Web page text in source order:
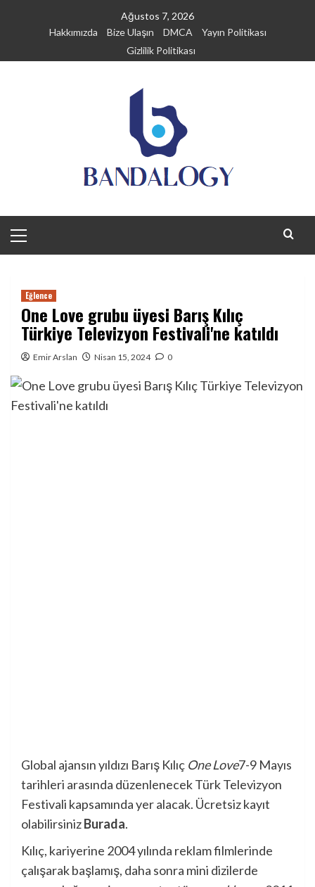
Ağustos 7, 2026
Hakkımızda
Bize Ulaşın DMCA
Yayın Politikası
Gizlilik Politikası
Menu
Eğlence
One Love grubu üyesi Barış Kılıç
Türkiye Televizyon Festivali'ne katıldı
Emir Arslan Nisan 15, 2024 0
Global ajansın yıldızı Barış Kılıç One Love7-9 Mayıs
tarihleri ​​arasında düzenlenecek Türk Televizyon
Festivali kapsamında yer alacak. Ücretsiz kayıt
olabilirsinizBurada.
Kılıç, kariyerine 2004 yılında reklam filmlerinde
çalışarak başlamış, daha sonra mini dizilerde